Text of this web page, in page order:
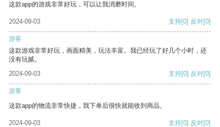
这款app的游戏非常好玩，可以让我消磨时间。
2024-09-03 支持[0] 反对[0]
游客
这款游戏非常好玩，画面精美，玩法丰富。我已经玩了好几个小时，还
没有玩腻。
2024-09-03
支持[0] 反对[0]
游客
这款app的物流非常快捷，我下单后很快就能收到商品。
2024-09-03 支持[0] 反对[0]